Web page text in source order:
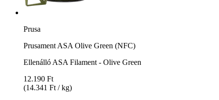
Prusa
Prusament ASA Olive Green (NFC)
Ellenálló ASA Filament - Olive Green
12.190 Ft
(14.341 Ft / kg)